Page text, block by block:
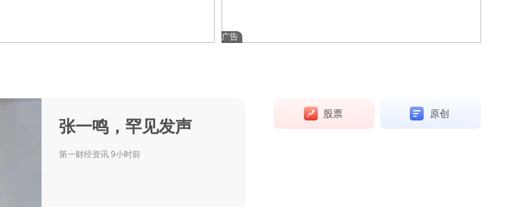
天下手游
明日之后
永劫无间
一梦江湖
广告
股票 原创